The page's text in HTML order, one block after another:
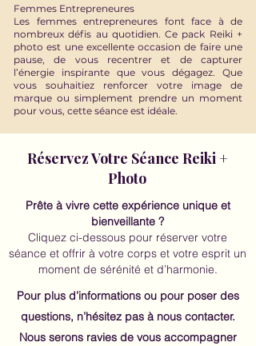
Femmes Entrepreneures
Les femmes entrepreneures font face à de
nombreux défis au quotidien. Ce pack Reiki +
photo est une excellente occasion de faire une
pause, de vous recentrer et de capturer
l’énergie inspirante que vous dégagez. Que
vous souhaitiez renforcer votre image de
marque ou simplement prendre un moment
pour vous, cette séance est idéale.
Réservez Votre Séance Reiki +
Photo
Prête à vivre cette expérience unique et
bienveillante ?
Cliquez ci-dessous pour réserver votre
séance et offrir à votre corps et votre esprit un
moment de sérénité et d’harmonie.
Pour plus d’informations ou pour poser des
questions, n’hésitez pas à nous contacter.
Nous serons ravies de vous accompagner